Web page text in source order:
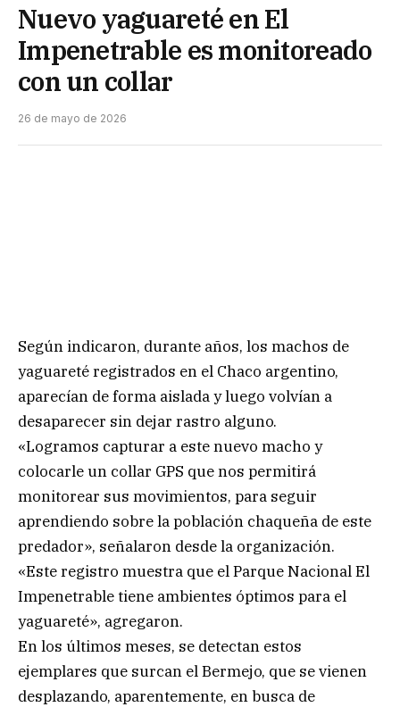
Nuevo yaguareté en El
Impenetrable es monitoreado
con un collar
26 de mayo de 2026
Según indicaron, durante años, los machos de
yaguareté registrados en el Chaco argentino,
aparecían de forma aislada y luego volvían a
desaparecer sin dejar rastro alguno.
«Logramos capturar a este nuevo macho y
colocarle un collar GPS que nos permitirá
monitorear sus movimientos, para seguir
aprendiendo sobre la población chaqueña de este
predador», señalaron desde la organización.
«Este registro muestra que el Parque Nacional El
Impenetrable tiene ambientes óptimos para el
yaguareté», agregaron.
En los últimos meses, se detectan estos
ejemplares que surcan el Bermejo, que se vienen
desplazando, aparentemente, en busca de